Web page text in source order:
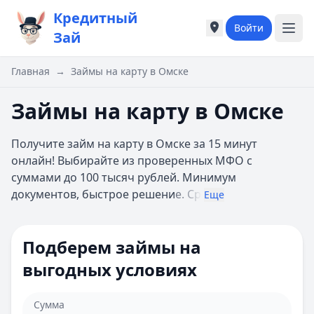
Кредитный
Зай
Города России
Екатеринбург
Казань
А
Астрахань
Б
Барнаул
Белгород
Города России
Екатеринбург
Казань
А
Астрахань
Б
Барнаул
Белгород
Войти
Главная → Займы на карту в Омске
Займы на карту в Омске
Получите займ на карту в Омске за 15 минут
онлайн! Выбирайте из проверенных МФО с
суммами до 100 тысяч рублей. Минимум
документов, быстрое решение. Ср Еще
Подберем займы на
выгодных условиях
Сумма